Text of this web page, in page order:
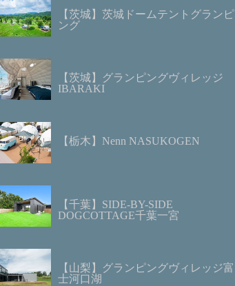
【茨城】茨城ドームテントグランピ
ング
【茨城】グランピングヴィレッジ
IBARAKI
【栃木】Nenn NASUKOGEN
【千葉】SIDE-BY-SIDE
DOGCOTTAGE千葉一宮
【山梨】グランピングヴィレッジ富
士河口湖